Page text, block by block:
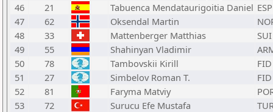
46
21 Tabuenca Mendataurigoitia Daniel ESP
47
62 Oksendal Martin
48
33 Mattenberger Matthias
SUI
49
55 Shahinyan Vladimir
50
78 Tambovskii Kirill
FID
51
27 Simbelov Roman T.
FID
52
81 Faryma Matviy
53
72 Surucu Efe Mustafa